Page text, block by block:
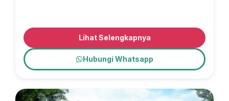
Lihat Selengkapnya
Hubungi Whatsapp